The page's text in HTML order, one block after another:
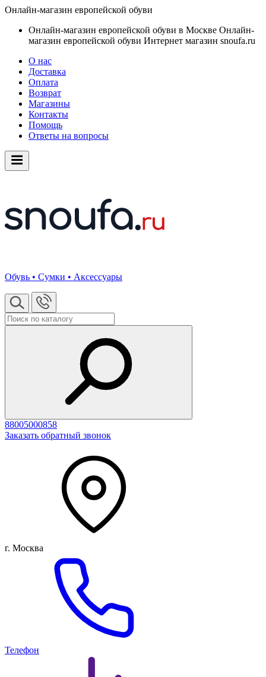
Онлайн-магазин европейской обуви
Онлайн-магазин европейской обуви в Москве Онлайн-
магазин европейской обуви Интернет магазин snoufa.ru
О нас
Доставка
Оплата
Возврат
Магазины
Контакты
Помощь
Ответы на вопросы
Обувь • Сумки • Аксессуары
88005000858
Заказать обратный звонок
г. Москва
Телефон